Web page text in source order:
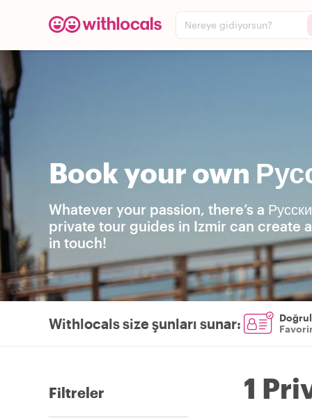
Nereye gidiyorsun?
Book your own
Whatever your passion, there’s a
private tour guides in Izmir can create
in touch!
Withlocals size şunları sunar:
Filtreler 1